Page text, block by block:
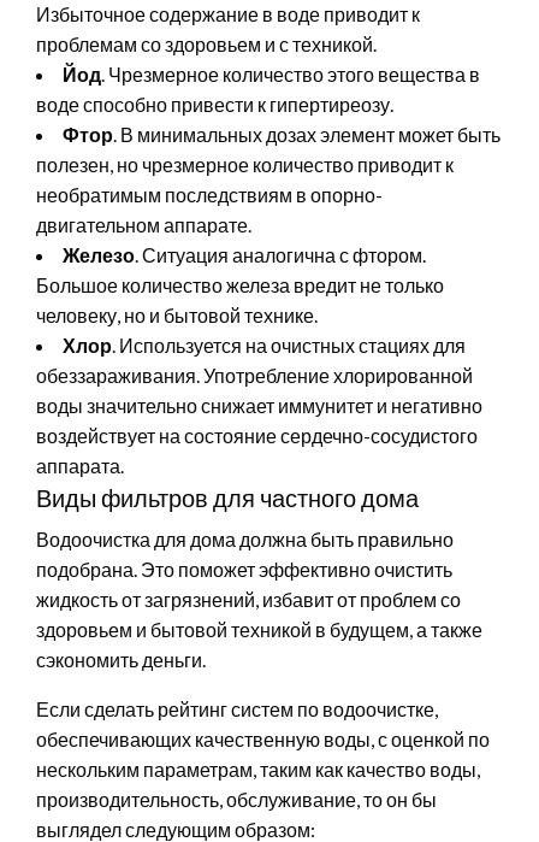
Избыточное содержание в воде приводит к
проблемам со здоровьем и с техникой.
Йод. Чрезмерное количество этого вещества в
воде способно привести к гипертиреозу.
Фтор. В минимальных дозах элемент может быть
полезен, но чрезмерное количество приводит к
необратимым последствиям в опорно-
двигательном аппарате.
Железо. Ситуация аналогична с фтором.
Большое количество железа вредит не только
человеку, но и бытовой технике.
Хлор. Используется на очистных стациях для
обеззараживания. Употребление хлорированной
воды значительно снижает иммунитет и негативно
воздействует на состояние сердечно-сосудистого
аппарата.
Виды фильтров для частного дома
Водоочистка для дома должна быть правильно
подобрана. Это поможет эффективно очистить
жидкость от загрязнений, избавит от проблем со
здоровьем и бытовой техникой в будущем, а также
сэкономить деньги.
Если сделать рейтинг систем по водоочистке,
обеспечивающих качественную воды, с оценкой по
нескольким параметрам, таким как качество воды,
производительность, обслуживание, то он бы
выглядел следующим образом: